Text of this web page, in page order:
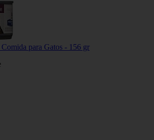
para Gatos - 156 gr